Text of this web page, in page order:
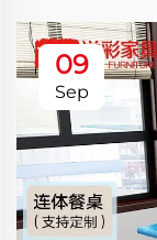
09
Sep